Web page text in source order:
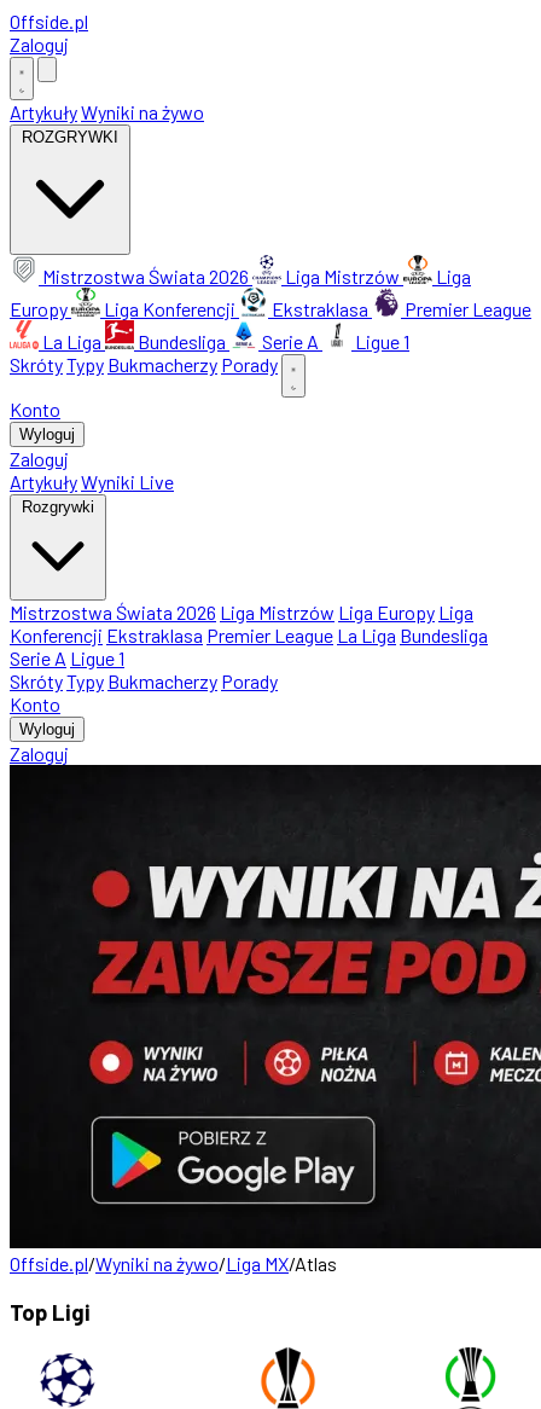
Offside.pl
Zaloguj
ArtykułyWyniki na żywo
ROZGRYWKI
Mistrzostwa Świata 2026 Liga Mistrzów
Liga
Europy
Liga Konferencji Ekstraklasa
Premier League
La Liga
Bundesliga Serie A
Ligue 1
SkrótyTypy Bukmacherzy Porady
Konto
Wyloguj
Zaloguj
ArtykułyWyniki Live
Rozgrywki
Mistrzostwa Świata 2026 Liga Mistrzów Liga Europy Liga
Konferencji Ekstraklasa Premier League La Liga Bundesliga
Serie A Ligue 1
SkrótyTypy Bukmacherzy Porady
Konto
Wyloguj
Zaloguj
Offside.pl/Wyniki na żywo/Liga MX/Atlas
Top Ligi